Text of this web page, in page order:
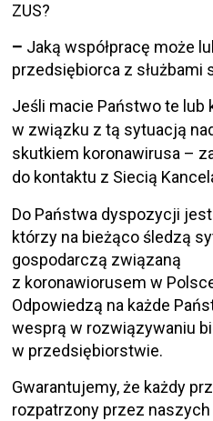
ZUS?
– Jaką współpracę może
przedsiębiorca z służbami
Jeśli macie Państwo te lub
w związku z tą sytuacją
skutkiem koronawirusa –
do kontaktu z Siecią
Do Państwa dyspozycji
którzy na bieżąco śledzą
gospodarczą związaną
z koronawiorusem w
Odpowiedzą na każde
wesprą w rozwiązywaniu
w przedsiębiorstwie.
Gwarantujemy, że każdy
rozpatrzony przez